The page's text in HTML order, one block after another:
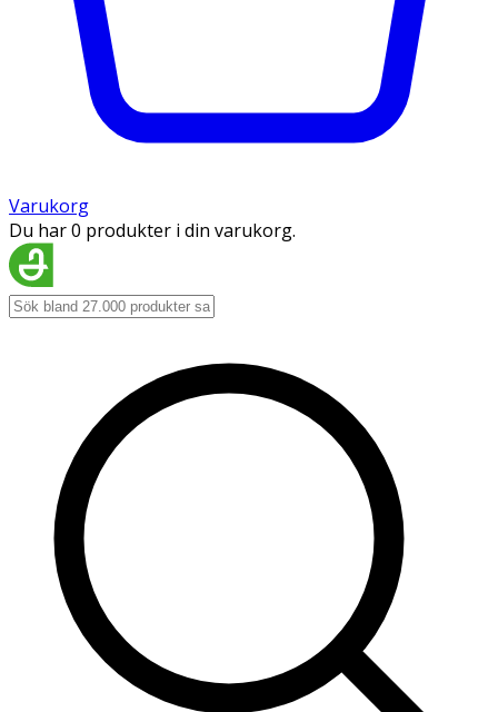
Varukorg
Du har 0 produkter i din varukorg.